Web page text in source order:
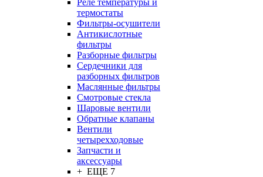
Реле температуры и
термостаты
Фильтры-осушители
Антикислотные
фильтры
Разборные фильтры
Сердечники для
разборных фильтров
Маслянные фильтры
Смотровые стекла
Шаровые вентили
Обратные клапаны
Вентили
четырехходовые
Запчасти и
аксессуары
+ ЕЩЕ 7